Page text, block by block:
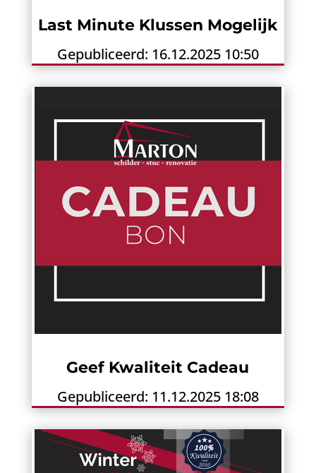
Last Minute Klussen Mogelijk
Gepubliceerd: 16.12.2025 10:50
Geef Kwaliteit Cadeau
Gepubliceerd: 11.12.2025 18:08